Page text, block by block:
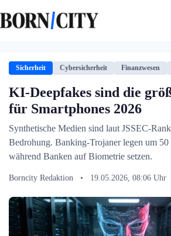
Inhalt
springen
Sicherheit Cybersicherheit Finanzwesen
KI-Deepfakes sind die
für Smartphones 2026
Synthetische Medien sind laut JSSEC-
Bedrohung. Banking-Trojaner legen um 50
während Banken auf Biometrie setzen.
Borncity Redaktion • 19.05.2026, 08:06 Uhr